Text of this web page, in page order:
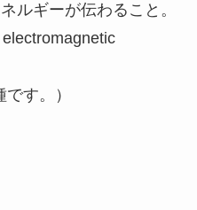
ルギーが伝わること。
す。）